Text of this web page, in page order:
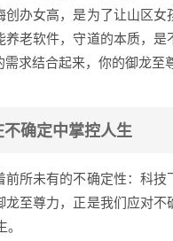
办女高，是为了让山区
养老软件，守道的本质，
求结合起来，你的御龙
确定中掌控人生
所未有的不确定性：科
至尊力，正是我们应对